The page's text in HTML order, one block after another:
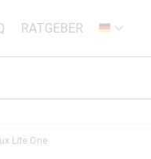
RATGEBER DE
Lite One